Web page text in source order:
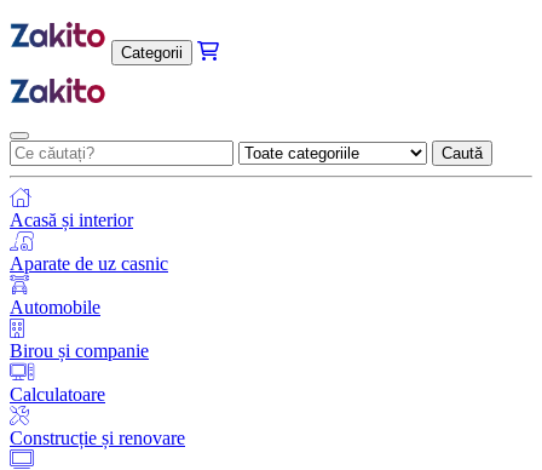
Categorii
Caută
Acasă și interior
Aparate de uz casnic
Automobile
Birou și companie
Calculatoare
Construcție și renovare